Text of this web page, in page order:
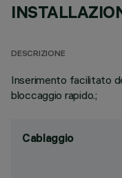
DESCRIZIONE
Inserimento facilitato
bloccaggio rapido.;
Cablaggio